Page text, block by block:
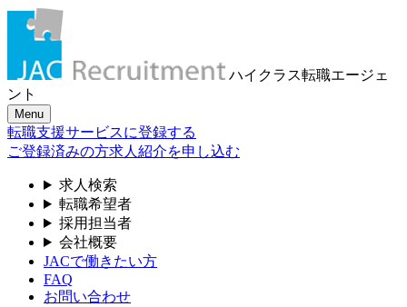
ハイクラス転職エージェ
ント
Menu
転職支援サービスに登録する
ご登録済みの方求人紹介を申し込む
求人検索
転職希望者
採用担当者
会社概要
JACで働きたい方
FAQ
お問い合わせ